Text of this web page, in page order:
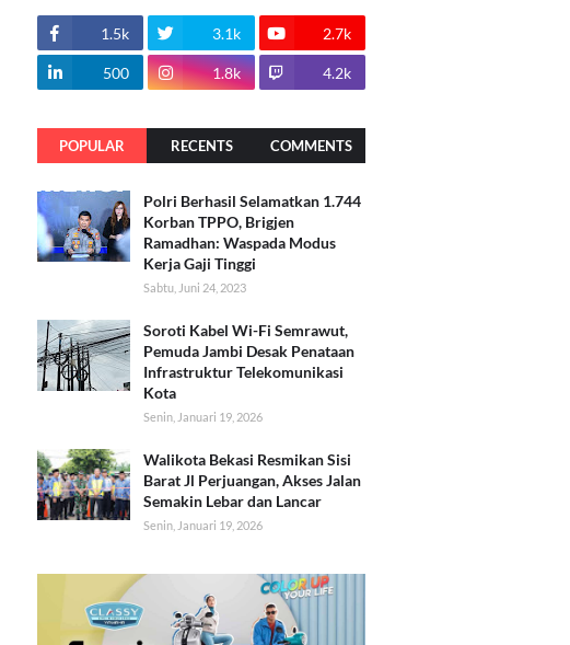
1.5k 3.1k 2.7k
500 1.8k 4.2k
POPULAR RECENTS COMMENTS
Polri Berhasil Selamatkan 1.744
Korban TPPO, Brigjen
Ramadhan: Waspada Modus
Kerja Gaji Tinggi
Sabtu, Juni 24, 2023
Soroti Kabel Wi-Fi Semrawut,
Pemuda Jambi Desak Penataan
Infrastruktur Telekomunikasi
Kota
Senin, Januari 19, 2026
Walikota Bekasi Resmikan Sisi
Barat Jl Perjuangan, Akses Jalan
Semakin Lebar dan Lancar
Senin, Januari 19, 2026